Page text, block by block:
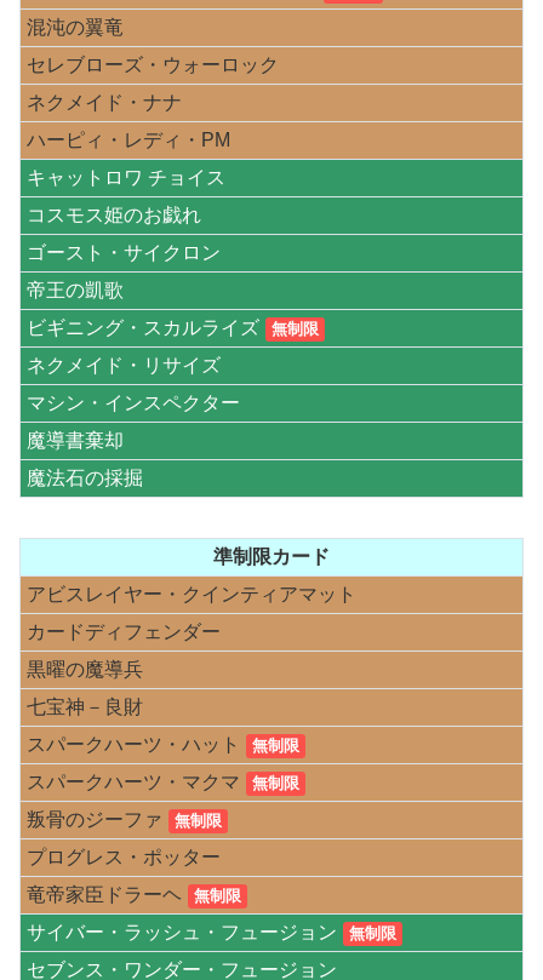
混沌の翼竜
セレブローズ・ウォーロック
ネクメイド・ナナ
ハーピィ・レディ・PM
キャットロワ チョイス
コスモス姫のお戯れ
ゴースト・サイクロン
帝王の凱歌
ビギニング・スカルライズ
無制限
ネクメイド・リサイズ
マシン・インスペクター
魔導書棄却
魔法石の採掘
準制限カード
アビスレイヤー・クインティアマット
カードディフェンダー
黒曜の魔導兵
七宝神－良財
スパークハーツ・ハット
無制限
スパークハーツ・マクマ 無制限
叛骨のジーファ 無制限
プログレス・ポッター
竜帝家臣ドラーヘ
無制限
サイバー・ラッシュ・フュージョン 無制限
セブンス・ワンダー・フュージョン